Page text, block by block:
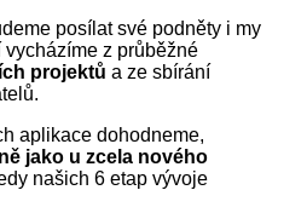
posílat své podněty i my
z průběžné
projektů a ze sbírání
aplikace dohodneme,
jako u zcela nového
našich 6 etap vývoje